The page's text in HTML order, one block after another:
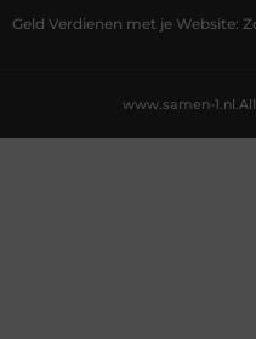
Geld Verdienen met je Website:
www.samen-1.nl.